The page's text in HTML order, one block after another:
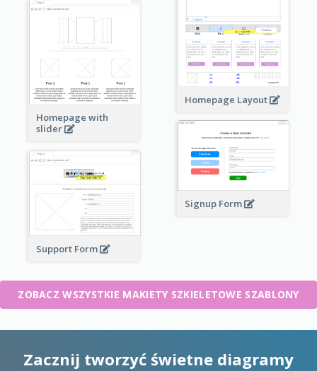
Homepage Layout
Homepage with
slider
Signup Form
Support Form
ZOBACZ WSZYSTKIE MAKIETY SZKIELETOWE SZABLONY
Zacznij tworzyć świetne diagramy